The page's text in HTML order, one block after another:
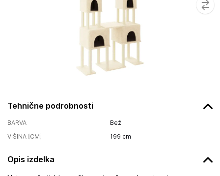
Tehnične podrobnosti
BARVA
Bež
VIŠINA [CM]
199 cm
Opis izdelka